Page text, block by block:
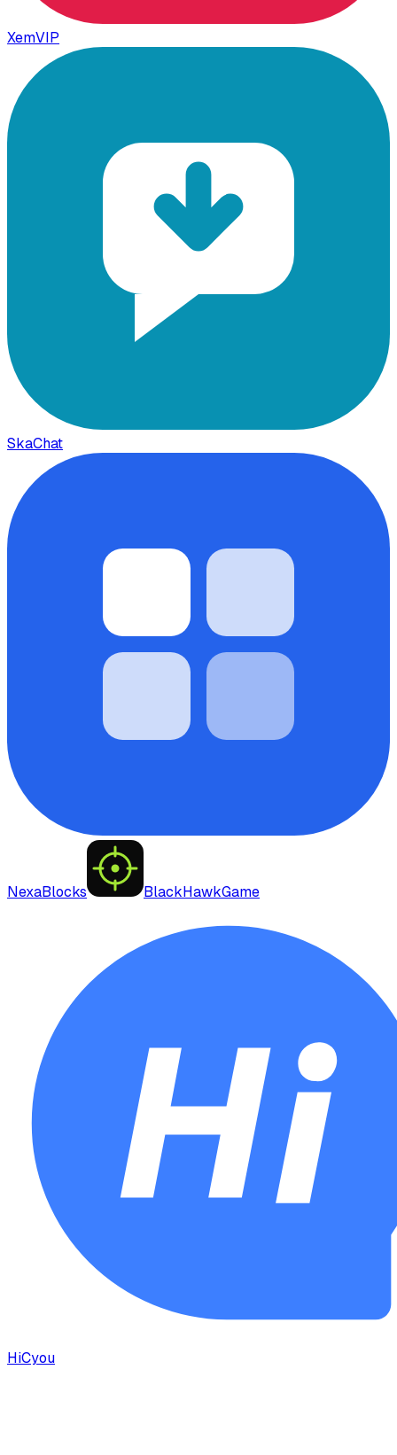
XemVIP
SkaChat
NexaBlocks BlackHawkGame
HiCyou